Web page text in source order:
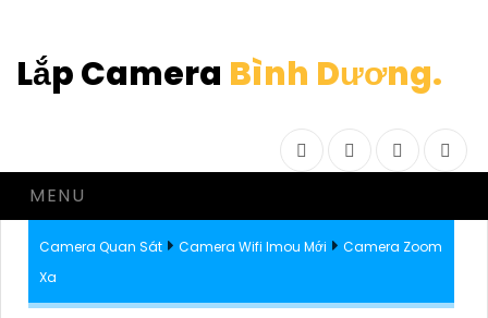
Lắp Camera Bình Dương.
FacebookTwitter Instagram
MENU
Camera Quan Sát Camera Wifi Imou Mới
Camera Zoom
Xa